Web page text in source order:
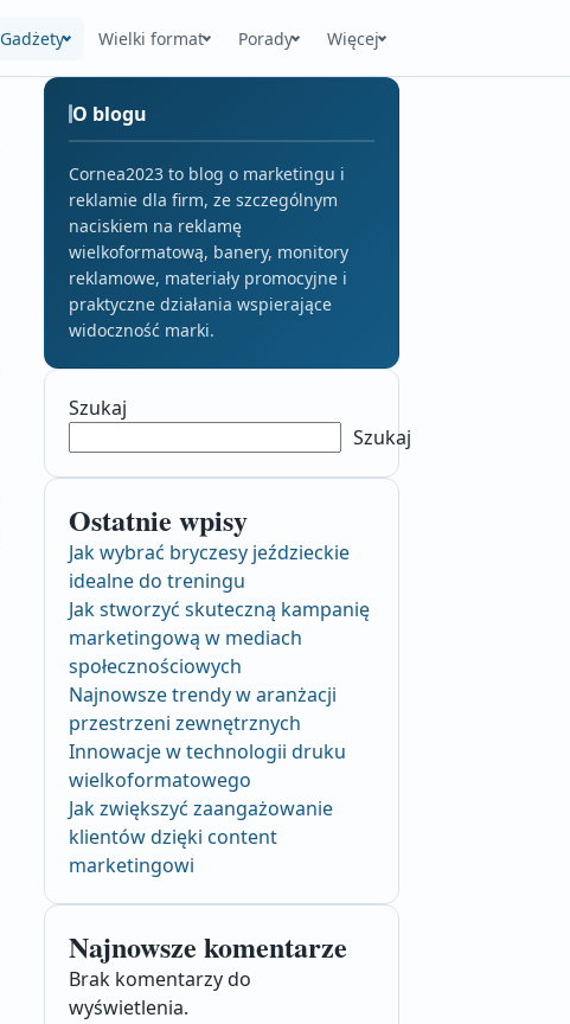
Gadżety Wielki format Porady Więcej
O blogu
Cornea2023 to blog o marketingu i
reklamie dla firm, ze szczególnym
naciskiem na reklamę
wielkoformatową, banery, monitory
reklamowe, materiały promocyjne i
praktyczne działania wspierające
widoczność marki.
Szukaj
Szukaj
Ostatnie wpisy
Jak wybrać bryczesy jeździeckie
idealne do treningu
Jak stworzyć skuteczną kampanię
marketingową w mediach
społecznościowych
Najnowsze trendy w aranżacji
przestrzeni zewnętrznych
Innowacje w technologii druku
wielkoformatowego
Jak zwiększyć zaangażowanie
klientów dzięki content
marketingowi
Najnowsze komentarze
Brak komentarzy do
wyświetlenia.